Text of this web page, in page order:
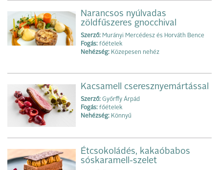
Narancsos nyúlvadas
zöldfűszeres gnocchival
Szerző: Murányi Mercédesz és Horváth Bence
Fogás: főételek
Nehézség: Közepesen nehéz
Kacsamell cseresznyemártással
Szerző: Győrffy Árpád
Fogás: főételek
Nehézség: Könnyű
Étcsokoládés, kakaóbabos
sóskaramell-szelet